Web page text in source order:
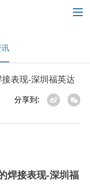
讯
表现-深圳福英达
分享到:
焊接表现-深圳福